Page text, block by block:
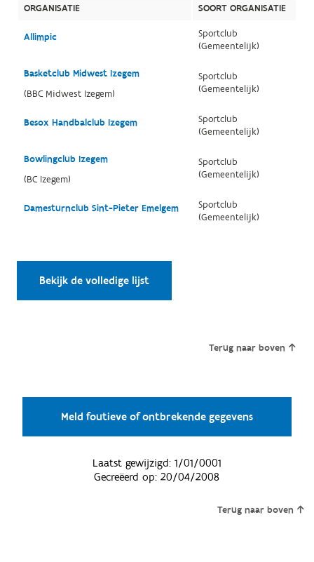
ORGANISATIE SOORT ORGANISATIE
Allimpic
Sportclub
(Gemeentelijk)
Basketclub Midwest Izegem
(BBC Midwest Izegem)
Sportclub
(Gemeentelijk)
Besox Handbalclub Izegem
Sportclub
(Gemeentelijk)
Bowlingclub Izegem
(BC Izegem)
Sportclub
(Gemeentelijk)
Damesturnclub Sint-Pieter Emelgem
Sportclub
(Gemeentelijk)
Bekijk de volledige lijst
Terug naar boven
Meld foutieve of ontbrekende gegevens
Laatst gewijzigd: 1/01/0001
Gecreëerd op:20/04/2008
Terug naar boven